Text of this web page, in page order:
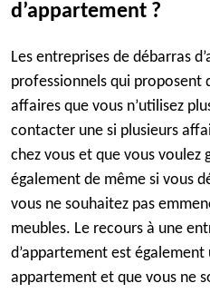
d’appartement ?
Les entreprises de débarras
professionnels qui proposent
affaires que vous n’utilisez
contacter une si plusieurs
chez vous et que vous voulez
également de même si vous
vous ne souhaitez pas
meubles. Le recours à une
d’appartement est également
appartement et que vous ne